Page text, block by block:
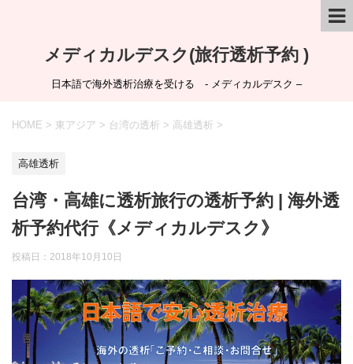
メディカルデスク(旅行透析予約 )
日本語で海外透析治療を受ける - メディカルデスク –
HOME > 東アジア > 台湾の透析 > 高雄透析 >
高雄透析
台湾・高雄に透析旅行の透析予約 | 海外透
析予約代行《メディカルデスク》
投稿日： 2018年10月10日